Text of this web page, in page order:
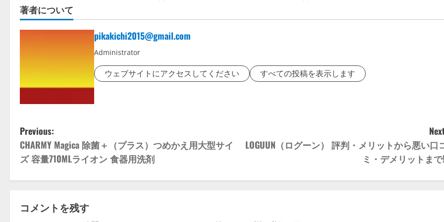
著者について
pikakichi2015@gmail.com
Administrator
ウェブサイトにアクセスしてください すべての投稿を表示します
P
o
s
n
Previous:
CHARMY Magica 除菌＋（プラス）つめかえ用大型サイ
ズ 容量710MLライオン 食器用洗剤
LOGUUN（ログーン） 評判・メリットから悪い口
ミ・デメリットま
コメントを残す